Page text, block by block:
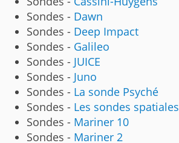
Sondes - Dawn
Sondes - Deep Impact
Sondes - Galileo
Sondes - JUICE
Sondes - Juno
Sondes - La sonde Psyché
Sondes - Les sondes spatiales
Sondes - Mariner 10
Sondes - Mariner 2